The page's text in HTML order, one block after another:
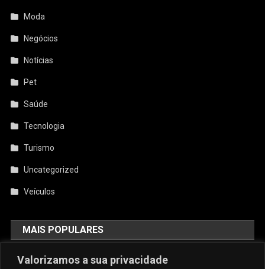
Valorizamos a sua privacidade
Moda
Negócios
Notícias
Pet
Saúde
Tecnologia
Turismo
Uncategorized
Veículos
MAIS POPULARES
AquiCupom: O Melhor Site De